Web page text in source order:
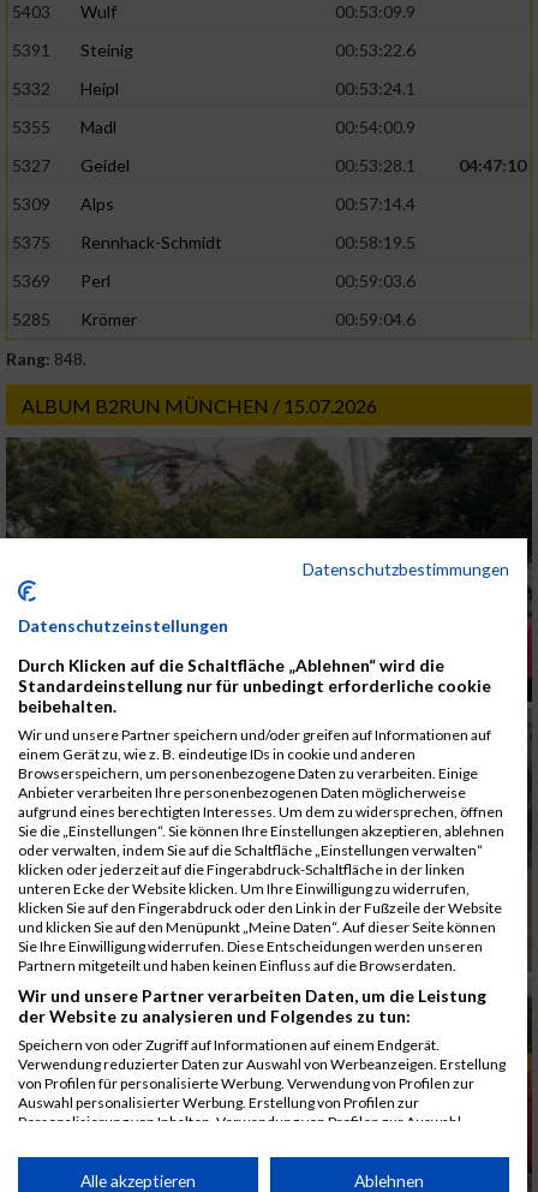
5403
Wulf
00:53:09.9
5391
Steinig
00:53:22.6
5332
Heipl
00:53:24.1
5355
Madl
00:54:00.9
5327
Geidel 00:53:28.1
04:47:10
5309
Alps
00:57:14.4
5375
Rennhack-Schmidt
00:58:19.5
5369
Perl
00:59:03.6
5285
Krömer
00:59:04.6
Rang: 848.
ALBUM B2RUN MÜNCHEN / 15.07.2026
Datenschutzbestimmungen
Datenschutzeinstellungen
Durch Klicken auf die Schaltfläche „Ablehnen“ wird die
Standardeinstellung nur für unbedingt erforderliche cookie
beibehalten.
Wir und unsere Partner speichern und/oder greifen auf Informationen auf
einem Gerät zu, wie z. B. eindeutige IDs in cookie und anderen
Browserspeichern, um personenbezogene Daten zu verarbeiten. Einige
Anbieter verarbeiten Ihre personenbezogenen Daten möglicherweise
aufgrund eines berechtigten Interesses. Um dem zu widersprechen, öffnen
Sie die „Einstellungen“. Sie können Ihre Einstellungen akzeptieren, ablehnen
oder verwalten, indem Sie auf die Schaltfläche „Einstellungen verwalten“
klicken oder jederzeit auf die Fingerabdruck-Schaltfläche in der linken
unteren Ecke der Website klicken. Um Ihre Einwilligung zu widerrufen,
klicken Sie auf den Fingerabdruck oder den Link in der Fußzeile der Website
und klicken Sie auf den Menüpunkt „Meine Daten“. Auf dieser Seite können
Sie Ihre Einwilligung widerrufen. Diese Entscheidungen werden unseren
Partnern mitgeteilt und haben keinen Einfluss auf die Browserdaten.
Wir und unsere Partner verarbeiten Daten, um die Leistung
der Website zu analysieren und Folgendes zu tun:
Speichern von oder Zugriff auf Informationen auf einem Endgerät.
Verwendung reduzierter Daten zur Auswahl von Werbeanzeigen. Erstellung
von Profilen für personalisierte Werbung. Verwendung von Profilen zur
Auswahl personalisierter Werbung. Erstellung von Profilen zur
Personalisierung von Inhalten. Verwendung von Profilen zur Auswahl
Performance von Inhalten. Analyse von Zielgruppen durch Statistiken oder
Kombinationen von Daten aus verschiedenen Quellen. Entwicklung und
Alle akzeptieren Ablehnen